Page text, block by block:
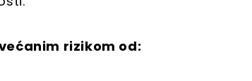
rizikom od: